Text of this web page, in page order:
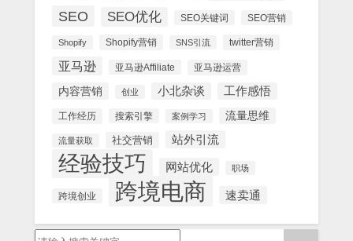
SEO SEO优化 SEO关键词 SEO营销
Shopify Shopify营销 SNS引流 twitter营销
亚马逊 亚马逊Affiliate 亚马逊运营
内容营销 创业 小北杂谈 工作感悟
工作经历 搜索引擎 案例学习 流量思维
流量获取 社交营销 站外引流
经验技巧 网站优化 职场
跨境创业 跨境电商 速卖通